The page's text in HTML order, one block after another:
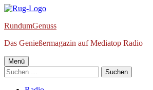
Springe
Inhalt
RundumGenuss
Das Genießermagazin auf Mediatop Radio
Primäres
Menü
Menü
Suchen
nach: